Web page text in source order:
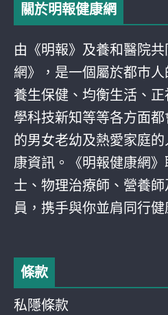
關於明報健康網
由《明報》及養和醫院
網》，是一個屬於都巿
養生保健、均衡生活、
學科技新知等等各方面
的男女老幼及熱愛家庭
康資訊。《明報健康網
士、物理治療師、營養
員，携手與你並肩同行健
條款
私隱條款